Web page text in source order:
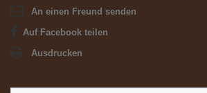
An einen Freund senden
Auf Facebook teilen
Ausdrucken